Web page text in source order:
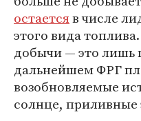
остаетсяв числе
этого вида
добычи — это лишь
дальнейшем ФРГ
возобновляемые
солнце, приливные